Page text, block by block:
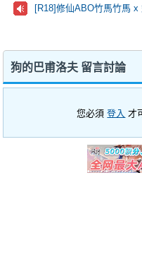
[R18]修仙ABO竹馬竹馬
狗的巴甫洛夫 留言討論
您必須登入 才